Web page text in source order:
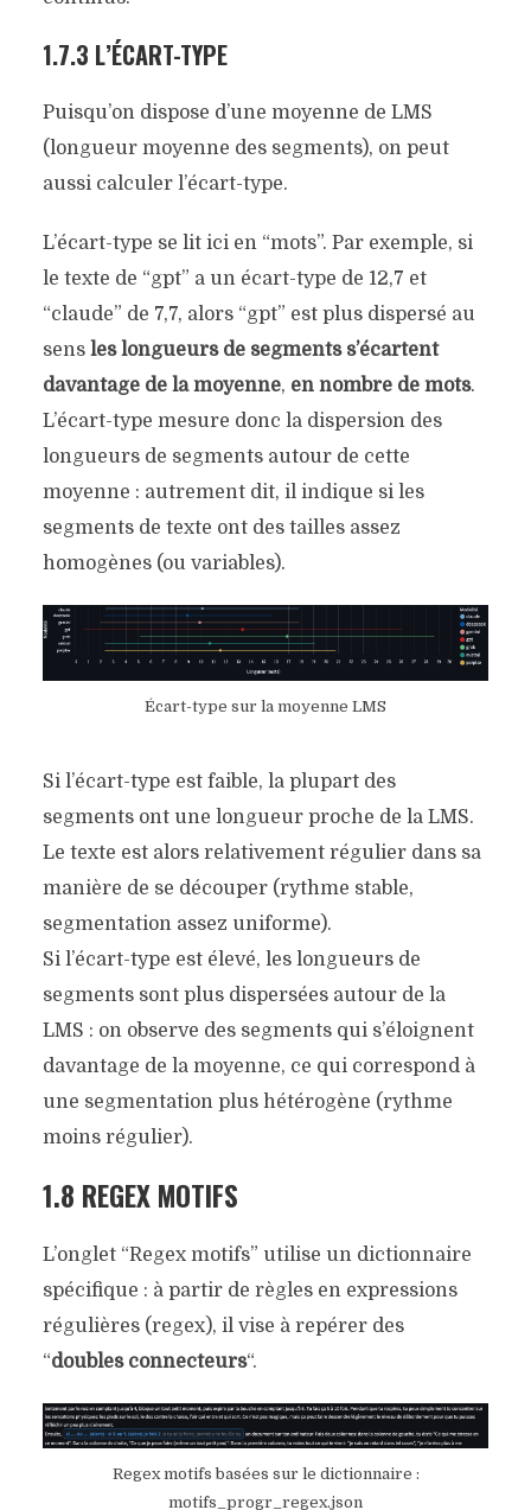
1.7.3 L’ÉCART-TYPE
Puisqu’on dispose d’une moyenne de LMS
(longueur moyenne des segments), on peut
aussi calculer l’écart-type.
L’écart-type se lit ici en “mots”. Par exemple, si
le texte de “gpt” a un écart-type de 12,7 et
“claude” de 7,7, alors “gpt” est plus dispersé au
sens les longueurs de segments s’écartent
davantage de la moyenne, en nombre de mots.
L’écart-type mesure donc la dispersion des
longueurs de segments autour de cette
moyenne : autrement dit, il indique si les
segments de texte ont des tailles assez
homogènes (ou variables).
Écart-type sur la moyenne LMS
Si l’écart-type est faible, la plupart des
segments ont une longueur proche de la LMS.
Le texte est alors relativement régulier dans sa
manière de se découper (rythme stable,
segmentation assez uniforme).
Si l’écart-type est élevé, les longueurs de
segments sont plus dispersées autour de la
LMS : on observe des segments qui s’éloignent
davantage de la moyenne, ce qui correspond à
une segmentation plus hétérogène (rythme
moins régulier).
1.8 REGEX MOTIFS
L’onglet “Regex motifs” utilise un dictionnaire
spécifique : à partir de règles en expressions
régulières (regex), il vise à repérer des
“doubles connecteurs“.
Regex motifs basées sur le dictionnaire :
motifs_progr_regex.json